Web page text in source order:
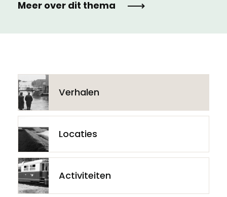
Meer over dit thema
Verhalen
Locaties
Activiteiten